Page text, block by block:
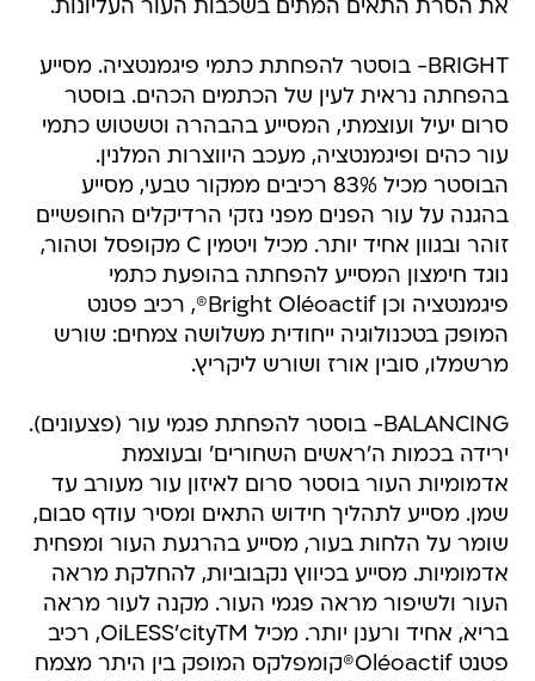
את הסרת התאים המתים בשכבות העור העליונות.
BRIGHT- בוסטר להפחתת כתמי פיגמנטציה. מסייע
בהפחתה נראית לעין של הכתמים הכהים. בוסטר
סרום יעיל ועוצמתי, המסייע בהבהרה וטשטוש כתמי
עור כהים ופיגמנטציה, מעכב היווצרות המלנין.
הבוסטר מכיל 83% רכיבים ממקור טבעי, מסייע
בהגנה על עור הפנים מפני נזקי הרדיקלים החופשיים
זוהר ובגוון אחיד יותר. מכיל ויטמין C מקופסל וטהור,
נוגד חימצון המסייע להפחתה בהופעת כתמי
פיגמנטציה וכן Bright Oléoactif®, רכיב פטנט
המופק בטכנולוגיה ייחודית משלושה צמחים: שורש
מרשמלו, סובין אורז ושורש ליקריץ.
BALANCING- בוסטר להפחתת פגמי עור (פצעונים).
ירידה בכמות ה'ראשים השחורים' ובעוצמת
אדמומיות העור בוסטר סרום לאיזון עור מעורב עד
שמן. מסייע לתהליך חידוש התאים ומסיר עודף סבום,
שומר על הלחות בעור, מסייע בהרגעת העור ומפחית
אדמומיות. מסייע בכיווץ נקבוביות, להחלקת מראה
העור ולשיפור מראה פגמי העור. מקנה לעור מראה
בריא, אחיד ורענן יותר. מכיל OiLESS'cityTM, רכיב
פטנט Oléoactif®קומפלקס המופק בין היתר מצמח